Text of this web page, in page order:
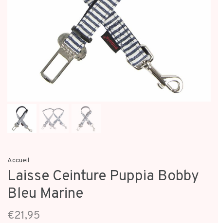
Accueil
Laisse Ceinture Puppia Bobby
Bleu Marine
€21,95